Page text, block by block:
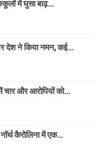
में घुसा बाढ़…
देश ने किया नमन, कई…
चार और आरोपियों को…
कैरोलिना में एक…